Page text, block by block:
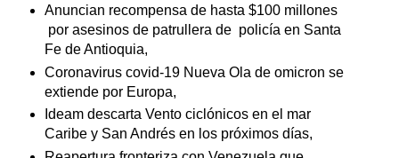
Anuncian recompensa de hasta $100 millones
por asesinos de patrullera de policía en Santa
Fe de Antioquia,
Coronavirus covid-19 Nueva Ola de omicron se
extiende por Europa,
Ideam descarta Vento ciclónicos en el mar
Caribe y San Andrés en los próximos días,